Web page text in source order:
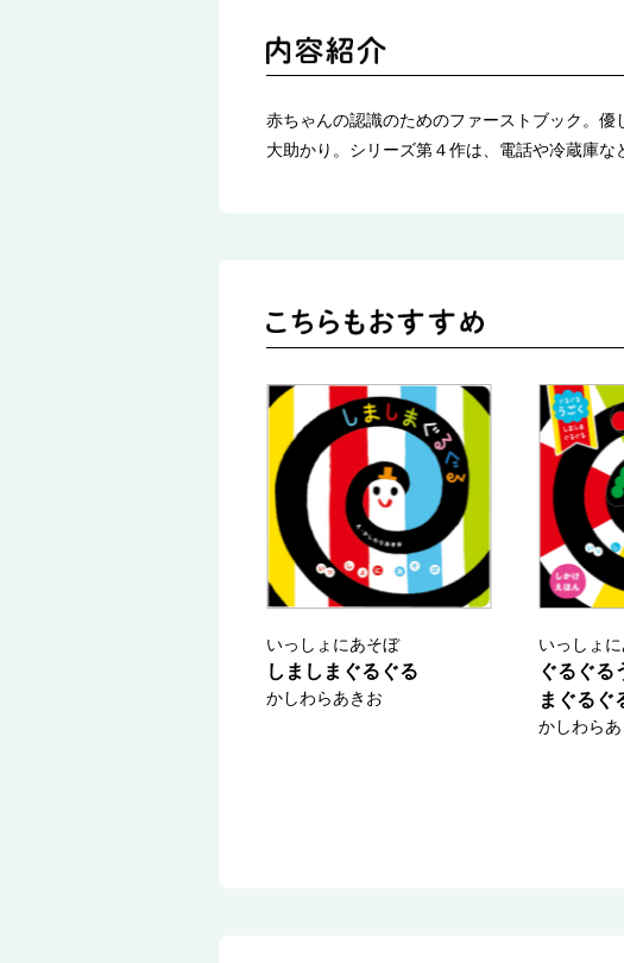
赤ちゃんの認識のためのファーストブック。
大助かり。シリーズ第４作は、電話や冷蔵庫な
いっしょにあそぼ
しましまぐるぐる
かしわらあきお
いっしょ
ぐるぐ
まぐるぐ
かしわら